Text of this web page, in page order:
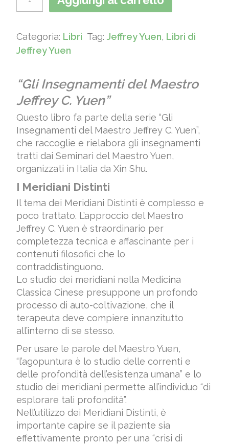
Categoria: Libri Tag: Jeffrey Yuen, Libri di
Jeffrey Yuen
“Gli Insegnamenti del Maestro
Jeffrey C. Yuen”
Questo libro fa parte della serie “Gli
Insegnamenti del Maestro Jeffrey C. Yuen”,
che raccoglie e rielabora gli insegnamenti
tratti dai Seminari del Maestro Yuen,
organizzati in Italia da Xin Shu.
I Meridiani Distinti
Il tema dei Meridiani Distinti è complesso e
poco trattato. L’approccio del Maestro
Jeffrey C. Yuen è straordinario per
completezza tecnica e affascinante per i
contenuti filosofici che lo
contraddistinguono.
Lo studio dei meridiani nella Medicina
Classica Cinese presuppone un profondo
processo di auto-coltivazione, che il
terapeuta deve compiere innanzitutto
all’interno di se stesso.
Per usare le parole del Maestro Yuen,
“l’agopuntura è lo studio delle correnti e
delle profondità dell’esistenza umana” e lo
studio dei meridiani permette all’individuo “di
esplorare tali profondità”.
Nell’utilizzo dei Meridiani Distinti, è
importante capire se il paziente sia
effettivamente pronto per una “crisi di